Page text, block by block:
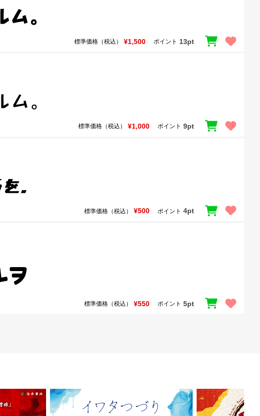
標準価格（税込） ¥1,500 ポイント 13pt
標準価格（税込） ¥1,000 ポイント 9pt
標準価格（税込） ¥500 ポイント 4pt
標準価格（税込） ¥550 ポイント 5pt